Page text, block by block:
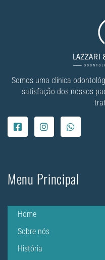
Somos uma clínica
satisfação dos nossos
Menu Principal
Home
Sobre nós
História